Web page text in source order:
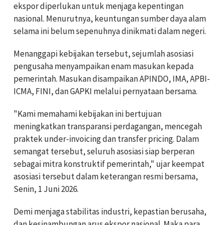
ekspor diperlukan untuk menjaga kepentingan
nasional. Menurutnya, keuntungan sumber daya alam
selama ini belum sepenuhnya dinikmati dalam negeri.
Menanggapi kebijakan tersebut, sejumlah asosiasi
pengusaha menyampaikan enam masukan kepada
pemerintah. Masukan disampaikan APINDO, IMA, APBI-
ICMA, FINI, dan GAPKI melalui pernyataan bersama.
"Kami memahami kebijakan ini bertujuan
meningkatkan transparansi perdagangan, mencegah
praktek under-invoicing dan transfer pricing. Dalam
semangat tersebut, seluruh asosiasi siap berperan
sebagai mitra konstruktif pemerintah," ujar keempat
asosiasi tersebut dalam keterangan resmi bersama,
Senin, 1 Juni 2026.
Demi menjaga stabilitas industri, kepastian berusaha,